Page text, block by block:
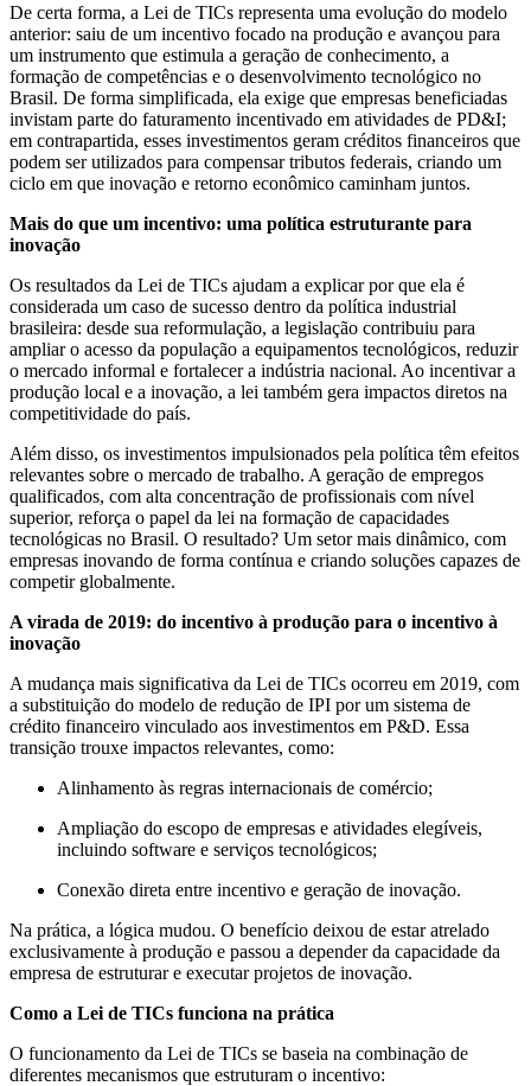
De certa forma, a Lei de TICs representa uma evolução do modelo
anterior: saiu de um incentivo focado na produção e avançou para
um instrumento que estimula a geração de conhecimento, a
formação de competências e o desenvolvimento tecnológico no
Brasil. De forma simplificada, ela exige que empresas beneficiadas
invistam parte do faturamento incentivado em atividades de PD&I;
em contrapartida, esses investimentos geram créditos financeiros que
podem ser utilizados para compensar tributos federais, criando um
ciclo em que inovação e retorno econômico caminham juntos.
Mais do que um incentivo: uma política estruturante para
inovação
Os resultados da Lei de TICs ajudam a explicar por que ela é
considerada um caso de sucesso dentro da política industrial
brasileira: desde sua reformulação, a legislação contribuiu para
ampliar o acesso da população a equipamentos tecnológicos, reduzir
o mercado informal e fortalecer a indústria nacional. Ao incentivar a
produção local e a inovação, a lei também gera impactos diretos na
competitividade do país.
Além disso, os investimentos impulsionados pela política têm efeitos
relevantes sobre o mercado de trabalho. A geração de empregos
qualificados, com alta concentração de profissionais com nível
superior, reforça o papel da lei na formação de capacidades
tecnológicas no Brasil. O resultado? Um setor mais dinâmico, com
empresas inovando de forma contínua e criando soluções capazes de
competir globalmente.
A virada de 2019: do incentivo à produção para o incentivo à
inovação
A mudança mais significativa da Lei de TICs ocorreu em 2019, com
a substituição do modelo de redução de IPI por um sistema de
crédito financeiro vinculado aos investimentos em P&D. Essa
transição trouxe impactos relevantes, como:
Alinhamento às regras internacionais de comércio;
Ampliação do escopo de empresas e atividades elegíveis,
incluindo software e serviços tecnológicos;
Conexão direta entre incentivo e geração de inovação.
Na prática, a lógica mudou. O benefício deixou de estar atrelado
exclusivamente à produção e passou a depender da capacidade da
empresa de estruturar e executar projetos de inovação.
Como a Lei de TICs funciona na prática
O funcionamento da Lei de TICs se baseia na combinação de
diferentes mecanismos que estruturam o incentivo: